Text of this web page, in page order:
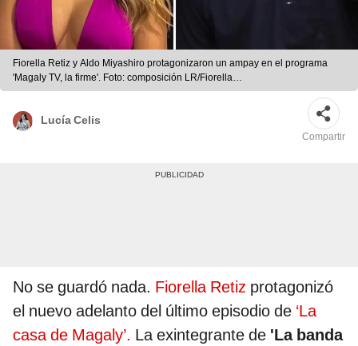
Fiorella Retiz y Aldo Miyashiro protagonizaron un ampay en el programa
'Magaly TV, la firme'. Foto: composición LR/Fiorella
Retiz/Instagram/captura/América TV
Lucía Celis
Compartir
No se guardó nada. Fiorella Retiz protagonizó
el nuevo adelanto del último episodio de ‘La
casa de Magaly’. La exintegrante de 'La banda